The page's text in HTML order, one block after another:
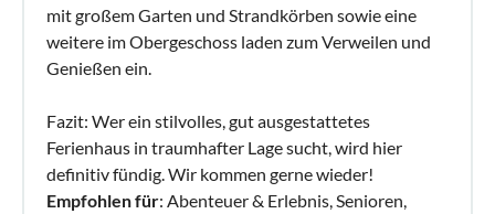
mit großem Garten und Strandkörben sowie eine
weitere im Obergeschoss laden zum Verweilen und
Genießen ein.
Fazit: Wer ein stilvolles, gut ausgestattetes
Ferienhaus in traumhafter Lage sucht, wird hier
definitiv fündig. Wir kommen gerne wieder!
Empfohlen für: Abenteuer & Erlebnis, Senioren,